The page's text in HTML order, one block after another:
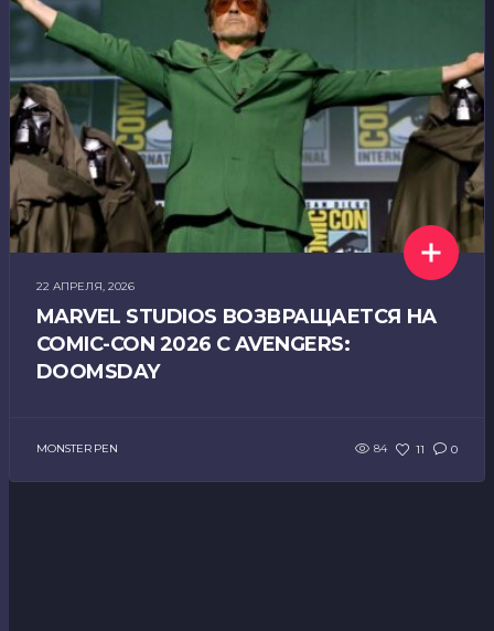
22 АПРЕЛЯ, 2026
MARVEL STUDIOS ВОЗВРАЩАЕТСЯ НА
COMIC-CON 2026 С AVENGERS:
DOOMSDAY
MONSTER PEN 84 11 0